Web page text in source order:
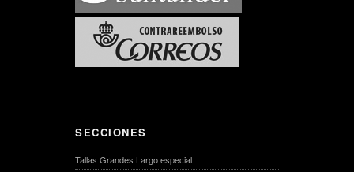
SECCIONES
Tallas Grandes Largo especial